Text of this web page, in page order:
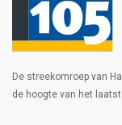
De streekomroep van
de hoogte van het